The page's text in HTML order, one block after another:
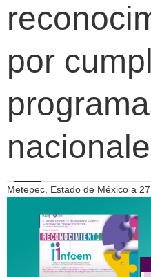
por
Metepec, Estado de México a